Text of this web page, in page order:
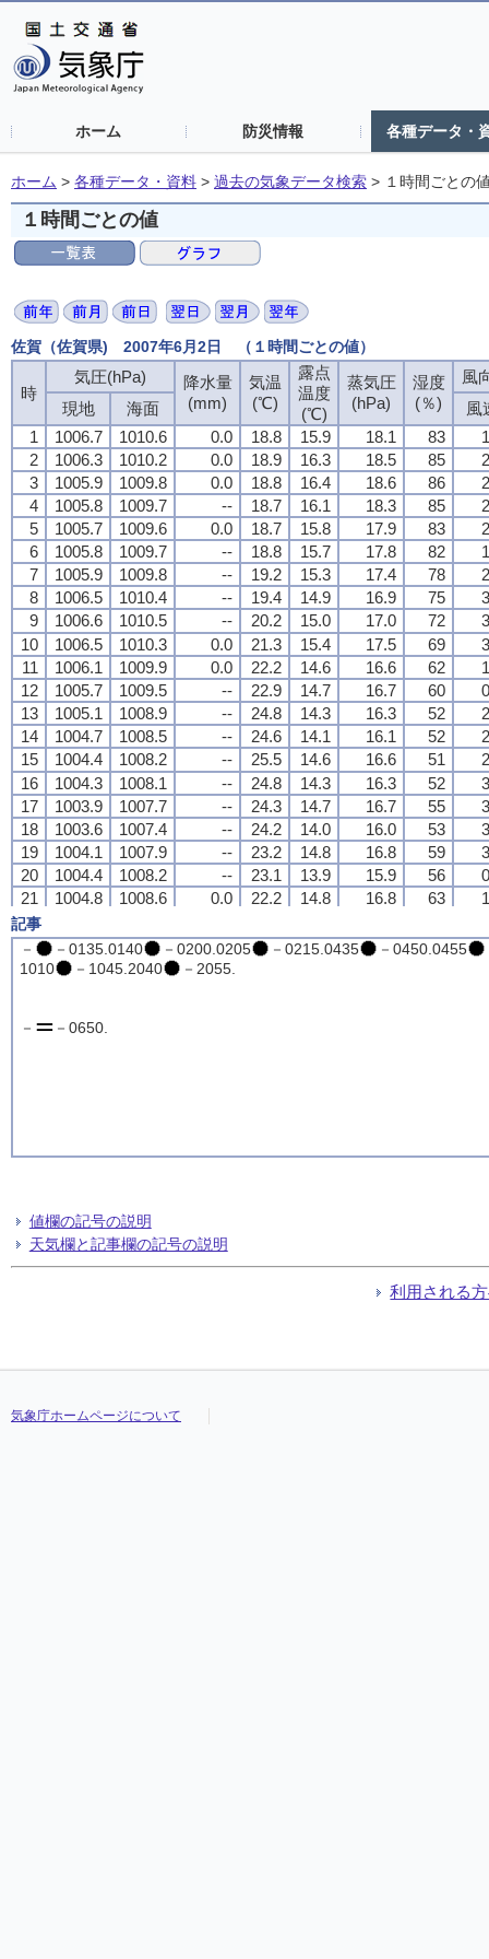
ホーム 防災情報 各種データ・
ホーム > 各種データ・資料 > 過去の気象データ検索 > １時間ごとの
１時間ごとの値
佐賀（佐賀県) 2007年6月2日 （１時間ごとの値）
時
気圧(hPa)
降水量
(mm)
気温
(℃)
露点
温度
(℃)
蒸気圧
(hPa)
湿度
(％)
風
現地
海面
風
1
1006.7 1010.6 0.0 18.8 15.9 18.1 83
2
1006.3 1010.2 0.0 18.9 16.3 18.5 85
3
1005.9 1009.8 0.0 18.8 16.4 18.6 86
4
1005.8 1009.7 -- 18.7 16.1 18.3 85
5
1005.7 1009.6 0.0 18.7 15.8 17.9 83
6
1005.8 1009.7 -- 18.8 15.7 17.8 82
7
1005.9 1009.8 -- 19.2 15.3 17.4 78
8
1006.5 1010.4 -- 19.4 14.9 16.9 75
9
1006.6 1010.5 -- 20.2 15.0 17.0 72
10
1006.5 1010.3 0.0 21.3 15.4 17.5 69
11
1006.1 1009.9 0.0 22.2 14.6 16.6 62
12
1005.7 1009.5 -- 22.9 14.7 16.7 60
13
1005.1 1008.9 -- 24.8 14.3 16.3 52
14
1004.7 1008.5 -- 24.6 14.1 16.1 52
15
1004.4 1008.2 -- 25.5 14.6 16.6 51
16
1004.3 1008.1 -- 24.8 14.3 16.3 52
17
1003.9 1007.7 -- 24.3 14.7 16.7 55
18
1003.6 1007.4 -- 24.2 14.0 16.0 53
19
1004.1 1007.9 -- 23.2 14.8 16.8 59
20
1004.4 1008.2 -- 23.1 13.9 15.9 56
21
1004.8 1008.6 0.0 22.2 14.8 16.8 63
22
23
1005.0 1008.8 -- 21.3 13.0 15.0 59
24
1004.8 1008.6 --
時
気圧(hPa)
降水量
(mm)
気温
(℃)
露点
温度
(℃)
蒸気圧
(hPa)
湿度
(％)
風
現地
海面
風
1
1006.7 1010.6 0.0 18.8 15.9 18.1 83
2
1006.3 1010.2 0.0 18.9 16.3 18.5 85
3
1005.9 1009.8 0.0 18.8 16.4 18.6 86
4
1005.8 1009.7 -- 18.7 16.1 18.3 85
5
1005.7 1009.6 0.0 18.7 15.8 17.9 83
6
1005.8 1009.7 -- 18.8 15.7 17.8 82
7
1005.9 1009.8 -- 19.2 15.3 17.4 78
8
1006.5 1010.4 -- 19.4 14.9 16.9 75
9
1006.6 1010.5 -- 20.2 15.0 17.0 72
10
1006.5 1010.3 0.0 21.3 15.4 17.5 69
11
1006.1 1009.9 0.0 22.2 14.6 16.6 62
12
1005.7 1009.5 -- 22.9 14.7 16.7 60
13
1005.1 1008.9 -- 24.8 14.3 16.3 52
14
1004.7 1008.5 -- 24.6 14.1 16.1 52
15
1004.4 1008.2 -- 25.5 14.6 16.6 51
16
1004.3 1008.1 -- 24.8 14.3 16.3 52
17
1003.9 1007.7 -- 24.3 14.7 16.7 55
18
1003.6 1007.4 -- 24.2 14.0 16.0 53
19
1004.1 1007.9 -- 23.2 14.8 16.8 59
20
1004.4 1008.2 -- 23.1 13.9 15.9 56
21
1004.8 1008.6 0.0 22.2 14.8 16.8 63
22
23
1005.0 1008.8 -- 21.3 13.0 15.0 59
24
1004.8 1008.6 --
時
気圧(hPa)
降水量
(mm)
気温
(℃)
露点
温度
(℃)
蒸気圧
(hPa)
湿度
(％)
風
現地
海面
風
1
1006.7 1010.6 0.0 18.8 15.9 18.1 83
2
1006.3 1010.2 0.0 18.9 16.3 18.5 85
3
1005.9 1009.8 0.0 18.8 16.4 18.6 86
4
1005.8 1009.7 -- 18.7 16.1 18.3 85
5
1005.7 1009.6 0.0 18.7 15.8 17.9 83
6
1005.8 1009.7 -- 18.8 15.7 17.8 82
7
1005.9 1009.8 -- 19.2 15.3 17.4 78
8
1006.5 1010.4 -- 19.4 14.9 16.9 75
9
1006.6 1010.5 -- 20.2 15.0 17.0 72
10
1006.5 1010.3 0.0 21.3 15.4 17.5 69
11
1006.1 1009.9 0.0 22.2 14.6 16.6 62
12
1005.7 1009.5 -- 22.9 14.7 16.7 60
13
1005.1 1008.9 -- 24.8 14.3 16.3 52
14
1004.7 1008.5 -- 24.6 14.1 16.1 52
15
1004.4 1008.2 -- 25.5 14.6 16.6 51
16
1004.3 1008.1 -- 24.8 14.3 16.3 52
17
1003.9 1007.7 -- 24.3 14.7 16.7 55
18
1003.6 1007.4 -- 24.2 14.0 16.0 53
19
1004.1 1007.9 -- 23.2 14.8 16.8 59
20
1004.4 1008.2 -- 23.1 13.9 15.9 56
21
1004.8 1008.6 0.0 22.2 14.8 16.8 63
22
23
1005.0 1008.8 -- 21.3 13.0 15.0 59
24
1004.8 1008.6 --
時
気圧(hPa)
降水量
(mm)
気温
(℃)
露点
温度
(℃)
蒸気圧
(hPa)
湿度
(％)
風
現地
海面
風
1
1006.7 1010.6 0.0 18.8 15.9 18.1 83
2
1006.3 1010.2 0.0 18.9 16.3 18.5 85
3
1005.9 1009.8 0.0 18.8 16.4 18.6 86
4
1005.8 1009.7 -- 18.7 16.1 18.3 85
5
1005.7 1009.6 0.0 18.7 15.8 17.9 83
6
1005.8 1009.7 -- 18.8 15.7 17.8 82
7
1005.9 1009.8 -- 19.2 15.3 17.4 78
8
1006.5 1010.4 -- 19.4 14.9 16.9 75
9
1006.6 1010.5 -- 20.2 15.0 17.0 72
10
1006.5 1010.3 0.0 21.3 15.4 17.5 69
11
1006.1 1009.9 0.0 22.2 14.6 16.6 62
12
1005.7 1009.5 -- 22.9 14.7 16.7 60
13
1005.1 1008.9 -- 24.8 14.3 16.3 52
14
1004.7 1008.5 -- 24.6 14.1 16.1 52
15
1004.4 1008.2 -- 25.5 14.6 16.6 51
16
1004.3 1008.1 -- 24.8 14.3 16.3 52
17
1003.9 1007.7 -- 24.3 14.7 16.7 55
18
1003.6 1007.4 -- 24.2 14.0 16.0 53
19
1004.1 1007.9 -- 23.2 14.8 16.8 59
20
1004.4 1008.2 -- 23.1 13.9 15.9 56
21
1004.8 1008.6 0.0 22.2 14.8 16.8 63
22
23
1005.0 1008.8 -- 21.3 13.0 15.0 59
24
1004.8 1008.6 --
記事
－
－0135.0140 －0200.0205 －0215.0435 －0450.0455
1010
－1045.2040 －2055.
－ －0650.
値欄の記号の説明
天気欄と記事欄の記号の説明
利用される
気象庁ホームページについて